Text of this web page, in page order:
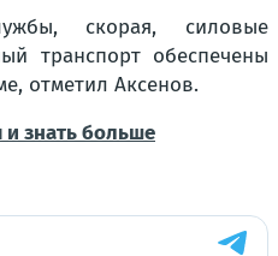
скорая, силовые
транспорт обеспечены
отметил Аксенов.
и знать больше